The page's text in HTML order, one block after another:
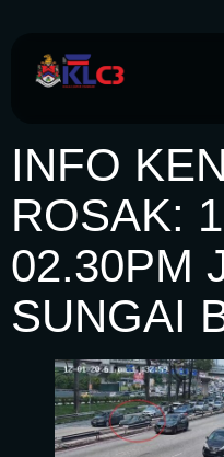
INFO
ROSAK:
02.30PM
SUNGAI